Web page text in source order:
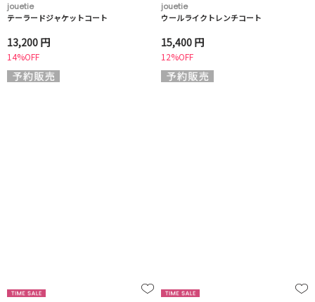
jouetie
テーラードジャケットコート
13,200 円
14%OFF
jouetie
ウールライクトレンチコート
15,400 円
12%OFF